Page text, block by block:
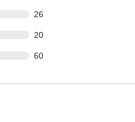
26
20
60